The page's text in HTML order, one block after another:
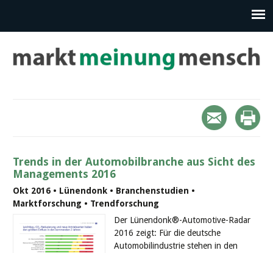
Trends in der Automobilbranche aus Sicht des
Managements 2016
Okt 2016 • Lünendonk • Branchenstudien •
Marktforschung • Trendforschung
Der Lünendonk®-Automotive-Radar
2016 zeigt: Für die deutsche
Automobilindustrie stehen in den